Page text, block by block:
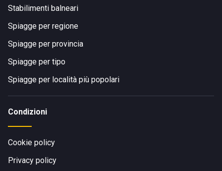
Stabilimenti balneari
Spiagge per regione
Spiagge per provincia
Spiagge per tipo
Spiagge per località più popolari
Condizioni
Cookie policy
Privacy policy